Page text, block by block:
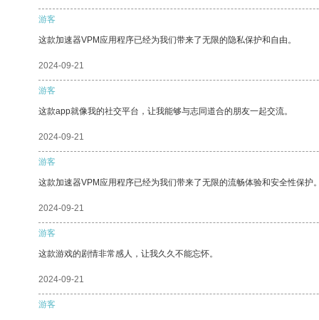
游客
这款加速器VPM应用程序已经为我们带来了无限的隐私保护和自由。
2024-09-21
游客
这款app就像我的社交平台，让我能够与志同道合的朋友一起交流。
2024-09-21
游客
这款加速器VPM应用程序已经为我们带来了无限的流畅体验和安全性保护
2024-09-21
游客
这款游戏的剧情非常感人，让我久久不能忘怀。
2024-09-21
游客